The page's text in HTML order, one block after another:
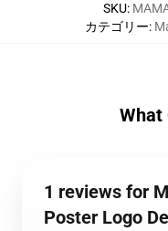
SKU:
カテゴリー:
What
1 reviews for
Poster Logo